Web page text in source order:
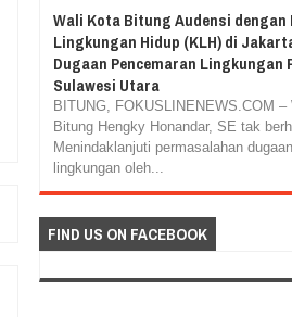
Wali Kota Bitung Audensi dengan
Lingkungan Hidup (KLH) di
Dugaan Pencemaran Lingkungan
Sulawesi Utara
BITUNG, FOKUSLINENEWS.COM –
Bitung Hengky Honandar, SE tak
Menindaklanjuti permasalahan
lingkungan oleh...
FIND US ON FACEBOOK